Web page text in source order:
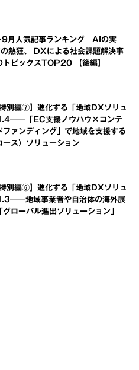
月人気記事ランキング AIの実
熱狂、 DXによる社会課題解決事
トピックスTOP20 【後編】
別編⑦】進化する「地域DXソリュ
「EC支援ノウハウ×コンテ
ァンディング」で地域を支援する
ース〉ソリューション
別編⑥】進化する「地域DXソリュ
地域事業者や自治体の海外展
グローバル進出ソリューション」